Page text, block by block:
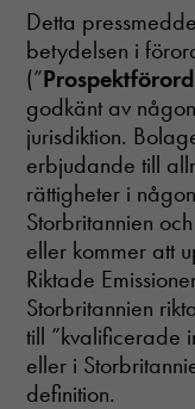
Detta
betydelsen i
(”
godkänt av
jurisdiktion.
erbjudande till
rättigheter i
Storbritannien
eller kommer att
Riktade
Storbritannien
till ”kvalificerade
eller i
definition.